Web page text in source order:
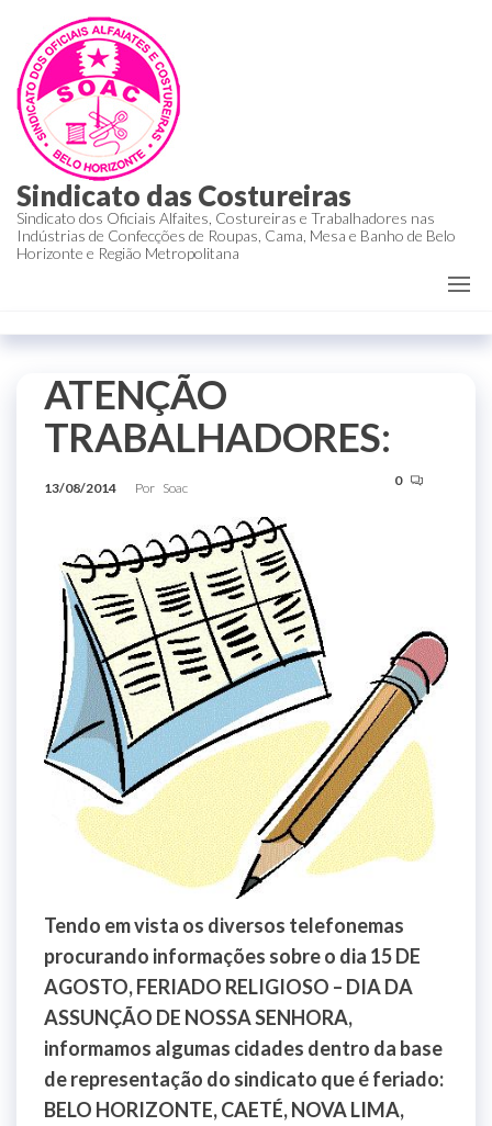
Sindicato das Costureiras
Sindicato dos Oficiais Alfaites, Costureiras e Trabalhadores nas
Indústrias de Confecções de Roupas, Cama, Mesa e Banho de Belo
Horizonte e Região Metropolitana
ATENÇÃO
TRABALHADORES:
13/08/2014 Por Soac 0
Tendo em vista os diversos telefonemas
procurando informações sobre o dia 15 DE
AGOSTO, FERIADO RELIGIOSO – DIA DA
ASSUNÇÃO DE NOSSA SENHORA,
informamos algumas cidades dentro da base
de representação do sindicato que é feriado:
BELO HORIZONTE, CAETÉ, NOVA LIMA,